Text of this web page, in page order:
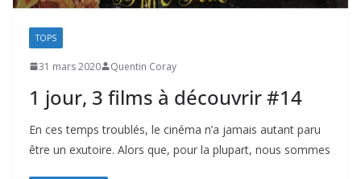
TOPS
31 mars 2020 Quentin Coray
1 jour, 3 films à découvrir #14
En ces temps troublés, le cinéma n’a jamais autant paru
être un exutoire. Alors que, pour la plupart, nous sommes